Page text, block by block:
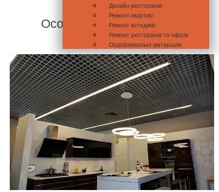
Дизайн ресторанів
Ремонт квартир
Ремонт котеджів
Ремонт ресторанів та офісів
Оздоблювальні матеріали
Особливості конструкції